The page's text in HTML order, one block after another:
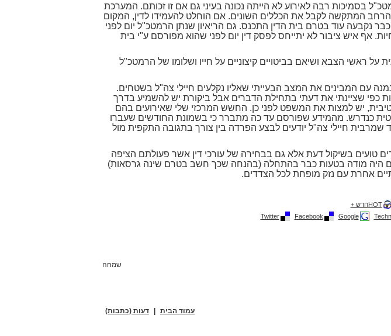
בסמיכות רבה לאירוע לא הייתה נכונה בעיני גם אם זו זכותם. המערכת
המתקשה לקבל את הכללים השונים. אם הוחלט להעמידו לדין, המקום
נקבעה עוד בטרם בית הדין התכנס. גם הריאיון שנתן הרמטכ"ל יום לפני
אף איש ציבור לא יתייחס לפסק דין יום לפני שהוא מפורסם ע"י בית
ראשי הצבא ושיאם בביטויים קיצוניים על חייו ושלומו של הרמטכ"ל
עם המבינים את המצב הבעייתי שאליו נקלעים חיילי צה"ל בשטחים.
כפי שציינתי את דעתי בתחילת הדברים אבל ביקורת יש להשמיע בדרך
יש למצות את המשפט לפני כן. החשש המרכזי שלי שאירועים בהם
כנדרש. מהמידע שפורסם עד כה מתברר כי בשמונת החודשים שעברו
חיילי צה"ל יודעים לבצע הפרדה בין צורך בתגובה התקפית מול
טועים בשיקול דעת אלא גם בבחירה של עורכי דין אשר פעולתם הציפה
מודה בטעות כבר בהתחלה (בהנחה שכך חשב בטרם שינה גרסאות)
אחרת עם נזק מופחת לכל הצדדים.
HOTחדש +
Google
Facebook
Twitter
שמחה
עמוד הבית | דעות (כתבות)